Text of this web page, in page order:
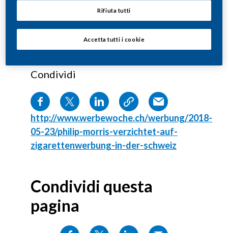
Condividi
http://www.werbewoche.ch/werbung/2018-
05-23/philip-morris-verzichtet-auf-
zigarettenwerbung-in-der-schweiz
Condividi questa
pagina
Rifiuta tutti
Accetta tutti i cookie